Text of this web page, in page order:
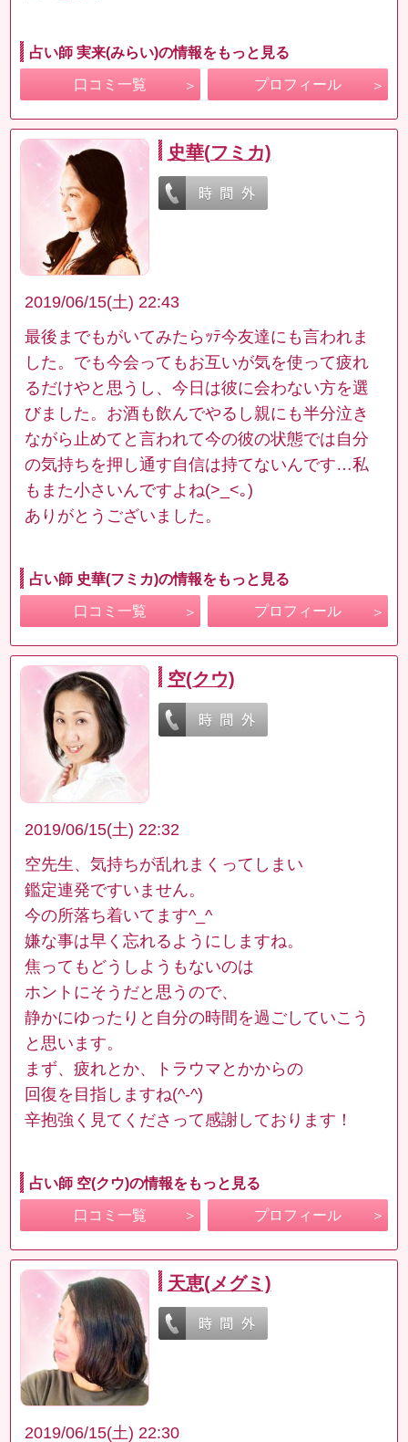
占い師 実来(みらい)の情報をもっと見る
口コミ一覧 プロフィール
史華(フミカ)
2019/06/15(土) 22:43
最後までもがいてみたらｯﾃ今友達にも言われま
した。でも今会ってもお互いが気を使って疲れ
るだけやと思うし、今日は彼に会わない方を選
びました。お酒も飲んでやるし親にも半分泣き
ながら止めてと言われて今の彼の状態では自分
の気持ちを押し通す自信は持てないんです…私
もまた小さいんですよね(>_<｡)
ありがとうございました。
占い師 史華(フミカ)の情報をもっと見る
口コミ一覧 プロフィール
空(クウ)
2019/06/15(土) 22:32
空先生、気持ちが乱れまくってしまい
鑑定連発ですいません。
今の所落ち着いてます^_^
嫌な事は早く忘れるようにしますね。
焦ってもどうしようもないのは
ホントにそうだと思うので、
静かにゆったりと自分の時間を過ごしていこう
と思います。
まず、疲れとか、トラウマとかからの
回復を目指しますね(^-^)
辛抱強く見てくださって感謝しております！
占い師 空(クウ)の情報をもっと見る
口コミ一覧 プロフィール
天恵(メグミ)
2019/06/15(土) 22:30